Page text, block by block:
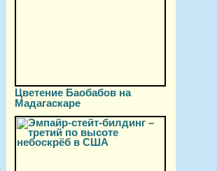
Цветение Баобабов на
Мадагаскаре